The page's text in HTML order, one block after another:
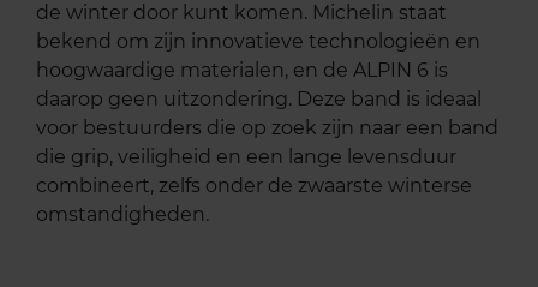
de winter door kunt komen. Michelin staat
bekend om zijn innovatieve technologieën en
hoogwaardige materialen, en de ALPIN 6 is
daarop geen uitzondering. Deze band is ideaal
voor bestuurders die op zoek zijn naar een band
die grip, veiligheid en een lange levensduur
combineert, zelfs onder de zwaarste winterse
omstandigheden.